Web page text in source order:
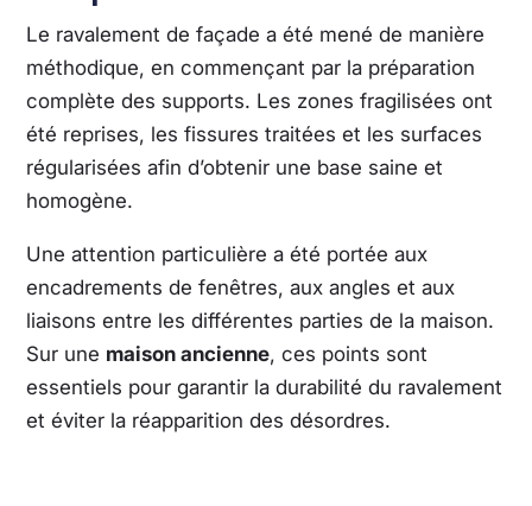
Le ravalement de façade a été mené de manière
méthodique, en commençant par la préparation
complète des supports. Les zones fragilisées ont
été reprises, les fissures traitées et les surfaces
régularisées afin d’obtenir une base saine et
homogène.
Une attention particulière a été portée aux
encadrements de fenêtres, aux angles et aux
liaisons entre les différentes parties de la maison.
Sur une maison ancienne, ces points sont
essentiels pour garantir la durabilité du ravalement
et éviter la réapparition des désordres.